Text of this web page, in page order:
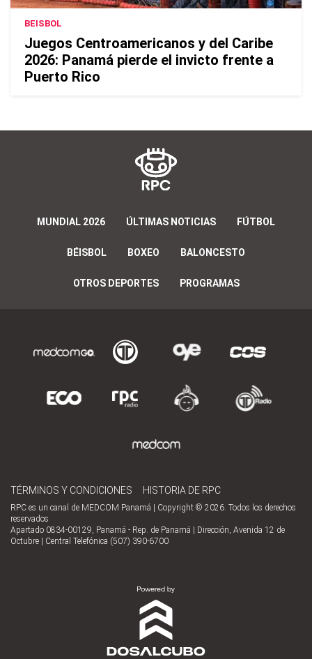
BEISBOL
Juegos Centroamericanos y del Caribe
2026: Panamá pierde el invicto frente a
Puerto Rico
MUNDIAL 2026 ÚLTIMAS NOTICIAS FÚTBOL
BÉISBOL BOXEO BALONCESTO
OTROS DEPORTES PROGRAMAS
TÉRMINOS Y CONDICIONES HISTORIA DE RPC
RPC es un canal de MEDCOM Panamá | Copyright © 2026. Todos los derechos
reservados
Apartado 0834-00129, Panamá - Rep. de Panamá | Dirección, Avenida 12 de
Octubre | Central Telefónica (507) 390-6700